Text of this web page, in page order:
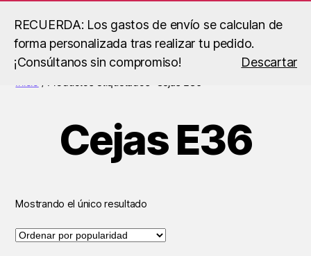
RECUERDA: Los gastos de envío se calculan de
forma personalizada tras realizar tu pedido.
¡Consúltanos sin compromiso!
Descartar
Buscar
B.S
Cejas E36
Mostrando el único resultado